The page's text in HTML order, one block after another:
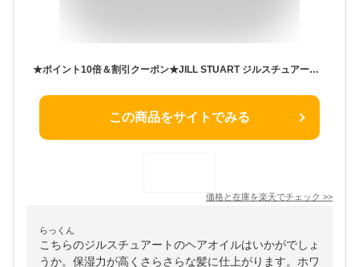
★ポイント10倍＆割引クーポン★JILL STUART ジルスチュアート ヘアオイル ホワイトフローラル / メロウピーチティー / ディープリペア / スムースリペア 各60ml【送料無料】 ギフト 誕生日 プレゼント 15時までの決済確認で即日発送！
この商品をサイトでみる
価格と在庫を楽天でチェック >>
らっくん
こちらのジルスチュアートのヘアオイルはいかがでしょ
うか。保湿力が高くさらさらな髪に仕上がります。ホワ